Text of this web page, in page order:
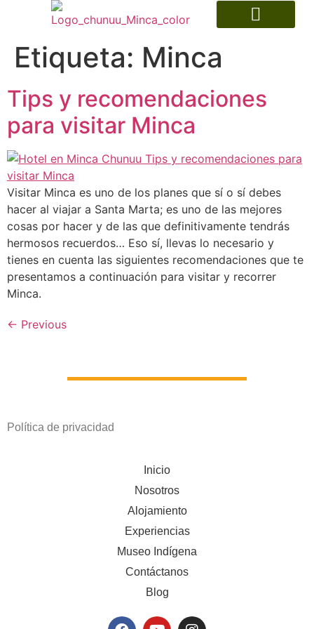
Etiqueta: Minca
Tips y recomendaciones
para visitar Minca
Visitar Minca es uno de los planes que sí o sí debes
hacer al viajar a Santa Marta; es uno de las mejores
cosas por hacer y de las que definitivamente tendrás
hermosos recuerdos… Eso sí, llevas lo necesario y
tienes en cuenta las siguientes recomendaciones que te
presentamos a continuación para visitar y recorrer
Minca.
← Previous
Política de privacidad
Inicio
Nosotros
Alojamiento
Experiencias
Museo Indígena
Contáctanos
Blog